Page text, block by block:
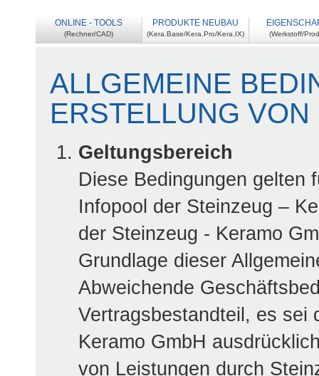
ONLINE - TOOLS
(Rechner/CAD)
PRODUKTE NEUBAU
(Kera.Base/Kera.Pro/Kera.IX) (Werkstoff/
ALLGEMEINE
ERSTELLUNG
Geltungsbereich
Diese Bedingungen gelten
Infopool der Steinzeug –
der Steinzeug - Keramo
Grundlage dieser
Abweichende
Vertragsbestandteil, es sei
Keramo GmbH
von Leistungen durch